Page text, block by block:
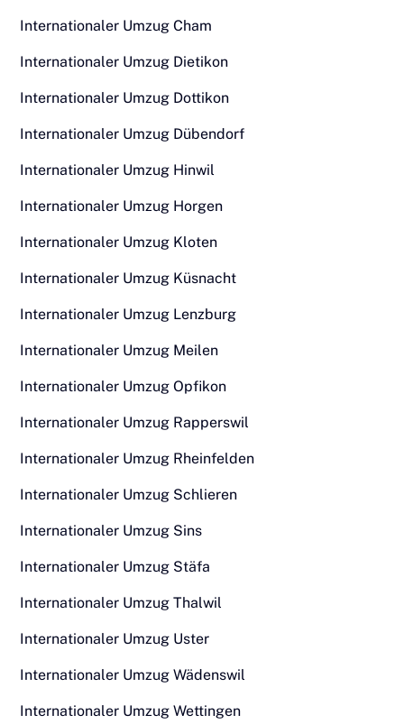
Internationaler Umzug Cham
Internationaler Umzug Dietikon
Internationaler Umzug Dottikon
Internationaler Umzug Dübendorf
Internationaler Umzug Hinwil
Internationaler Umzug Horgen
Internationaler Umzug Kloten
Internationaler Umzug Küsnacht
Internationaler Umzug Lenzburg
Internationaler Umzug Meilen
Internationaler Umzug Opfikon
Internationaler Umzug Rapperswil
Internationaler Umzug Rheinfelden
Internationaler Umzug Schlieren
Internationaler Umzug Sins
Internationaler Umzug Stäfa
Internationaler Umzug Thalwil
Internationaler Umzug Uster
Internationaler Umzug Wädenswil
Internationaler Umzug Wettingen